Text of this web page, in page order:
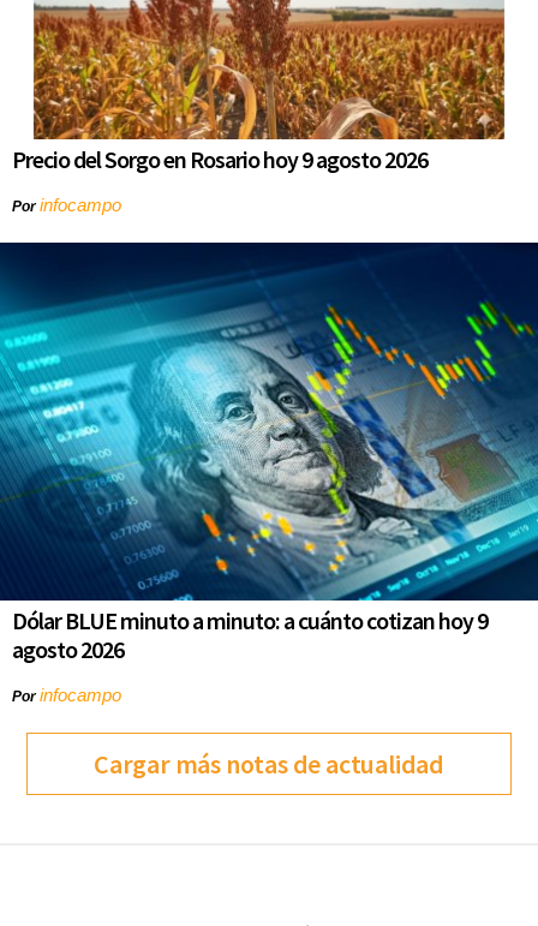
Precio del Sorgo en Rosario hoy 9 agosto 2026
Porinfocampo
Dólar BLUE minuto a minuto: a cuánto cotizan hoy 9
agosto 2026
Porinfocampo
Cargar más notas de actualidad